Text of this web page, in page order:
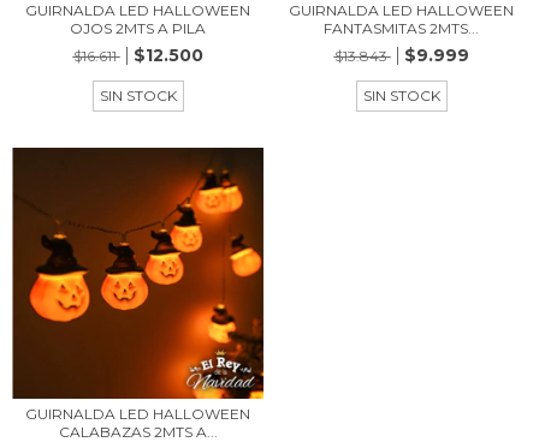
GUIRNALDA LED HALLOWEEN
OJOS 2MTS A PILA
$16.611
$12.500
SIN STOCK
GUIRNALDA LED HALLOWEEN
FANTASMITAS 2MTS...
$13.843
$9.999
SIN STOCK
GUIRNALDA LED HALLOWEEN
CALABAZAS 2MTS A...